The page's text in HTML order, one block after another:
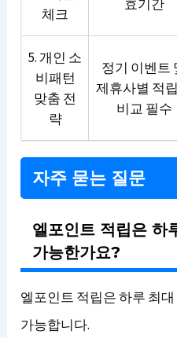
체크
효기간
5. 개인 소
비패턴
맞춤 전
략
정기 이벤트
제휴사별 적
비교 필수
자주 묻는 질문
엘포인트 적립은 하
가능한가요?
엘포인트 적립은 하루 최
가능합니다.